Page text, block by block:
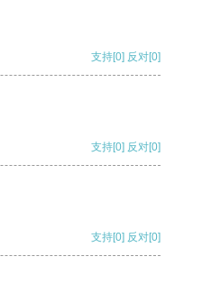
支持[0] 反对[0]
支持[0] 反对[0]
支持[0] 反对[0]